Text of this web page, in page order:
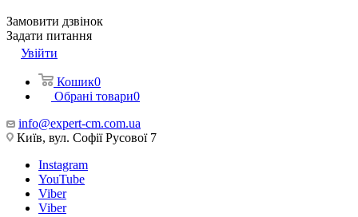
Замовити дзвінок
Задати питання
Увійти
Кошик0
Обрані товари0
info@expert-cm.com.ua
Київ, вул. Софії Русової 7
Instagram
YouTube
Viber
Viber